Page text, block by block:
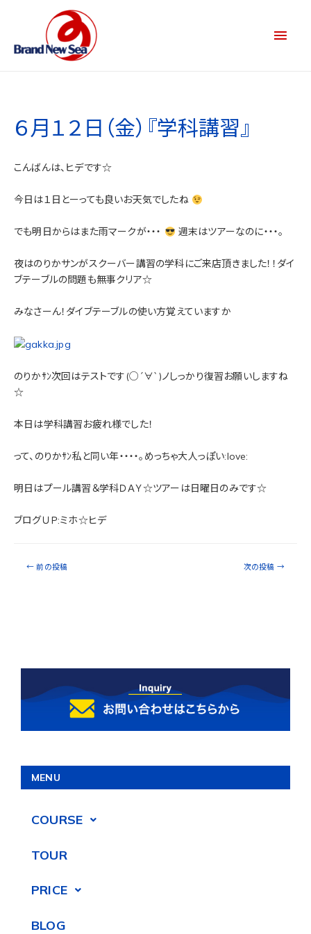
６月１２日（金）『学科講習』
こんばんは、ヒデです☆
今日は１日とーっても良いお天気でしたね
でも明日からはまた雨マークが・・・ 週末はツアーなのに・・・。
夜はのりかサンがスクーバー講習の学科にご来店頂きました！！ダイ
ブテーブルの問題も無事クリア☆
みなさーん！ダイブテーブルの使い方覚えていますか
のりかｻﾝ次回はテストです(○´∀`)ノしっかり復習お願いしますね
☆
本日は学科講習お疲れ様でした！
って、のりかｻﾝ私と同い年・・・・。めっちゃ大人っぽい:love:
明日はプール講習＆学科ＤＡＹ☆ツアーは日曜日のみです☆
ブログＵＰ:ミホ☆ヒデ
← 前の投稿 次の投稿 →
MENU
COURSE
TOUR
PRICE
BLOG